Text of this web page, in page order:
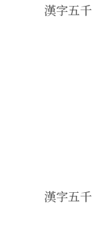
漢字五
漢字五